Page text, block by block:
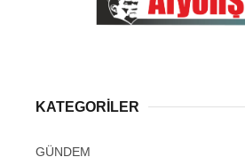
KATEGORİLER
GÜNDEM